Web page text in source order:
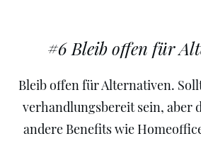
#6 Bleib offen für
Bleib offen für Alternativen.
verhandlungsbereit sein, aber
andere Benefits wie